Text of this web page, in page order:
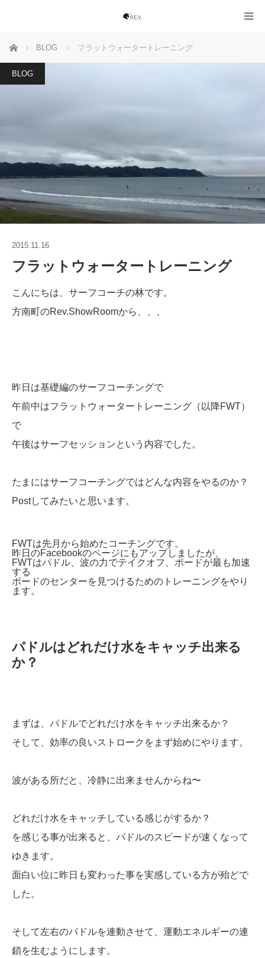
ホーム BLOG フラットウォータートレーニング
BLOG
2015.11.16
フラットウォータートレーニング
こんにちは、サーフコーチの林です。
方南町のRev.ShowRoomから、、、
昨日は基礎編のサーフコーチングで
午前中はフラットウォータートレーニング（以降FWT）
で
午後はサーフセッションという内容でした。
たまにはサーフコーチングではどんな内容をやるのか？
Postしてみたいと思います。
FWTは先月から始めたコーチングです。
昨日のFacebookのページにもアップしましたが、
FWTはパドル、波の力でテイクオフ、ボードが最も加速
する
ボードのセンターを見つけるためのトレーニングをやり
ます。
パドルはどれだけ水をキャッチ出来る
か？
まずは、パドルでどれだけ水をキャッチ出来るか？
そして、効率の良いストロークをまず始めにやります。
波がある所だと、冷静に出来ませんからね〜
どれだけ水をキャッチしている感じがするか？
を感じる事が出来ると、パドルのスピードが速くなって
ゆきます。
面白い位に昨日も変わった事を実感している方が殆どで
した。
そして左右のパドルを連動させて、運動エネルギーの連
鎖を生むようにします。